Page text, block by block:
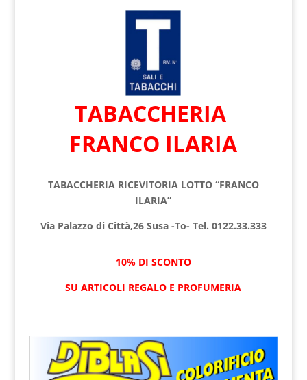
TABACCHERIA
FRANCO ILARIA
TABACCHERIA RICEVITORIA LOTTO “FRANCO
ILARIA”
Via Palazzo di Città,26 Susa -To- Tel. 0122.33.333
10% DI SCONTO
SU ARTICOLI REGALO E PROFUMERIA